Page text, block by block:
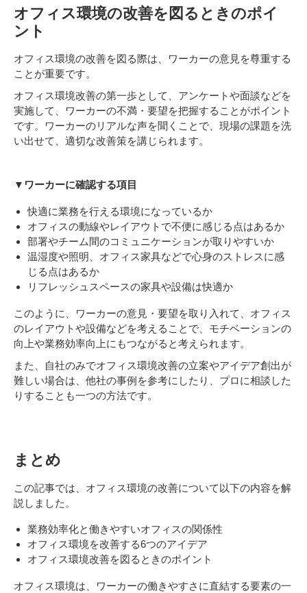
オフィス環境の改善を図るときのポイ
ント
オフィス環境の改善を図る際は、ワーカーの意見を尊重する
ことが重要です。
オフィス環境改善の第一歩として、アンケートや面談などを
実施して、ワーカーの不満・要望を把握することがポイント
です。ワーカーのリアルな声を聞くことで、現場の課題を洗
い出せて、適切な改善策を講じられます。
▼ワーカーに確認する項目
快適に業務を行える環境になっているか
オフィスの動線やレイアウトで不便に感じる点はあるか
部署やチーム間のコミュニケーションが取りやすいか
温湿度や照明、オフィス家具などで心身のストレスに感
じる点はあるか
リフレッシュスペースの家具や設備は快適か
このように、ワーカーの意見・要望を取り入れて、オフィス
のレイアウトや設備などを考えることで、モチベーションの
向上や業務効率向上にもつながると考えられます。
また、自社のみでオフィス環境改善の立案やアイデア創出が
難しい場合は、他社の事例を参考にしたり、プロに相談した
りすることも一つの方法です。
まとめ
この記事では、オフィス環境の改善について以下の内容を解
説しました。
業務効率化と働きやすいオフィスの関係性
オフィス環境を改善する6つのアイデア
オフィス環境改善を図るときのポイント
オフィス環境は、ワーカーの働きやすさに直結する要素の一